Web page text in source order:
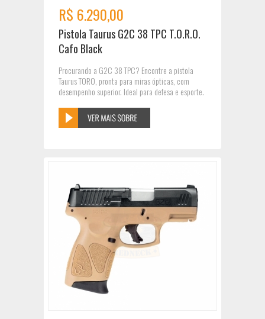
R$ 6.290,00
Pistola Taurus G2C 38 TPC T.O.R.O.
Cafo Black
Procurando a G2C 38 TPC? Encontre a pistola
Taurus TORO, pronta para miras ópticas, com
desempenho superior. Ideal para defesa e esporte.